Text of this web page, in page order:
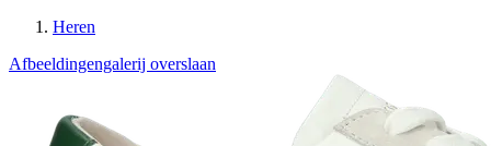
Heren
Afbeeldingengalerij overslaan